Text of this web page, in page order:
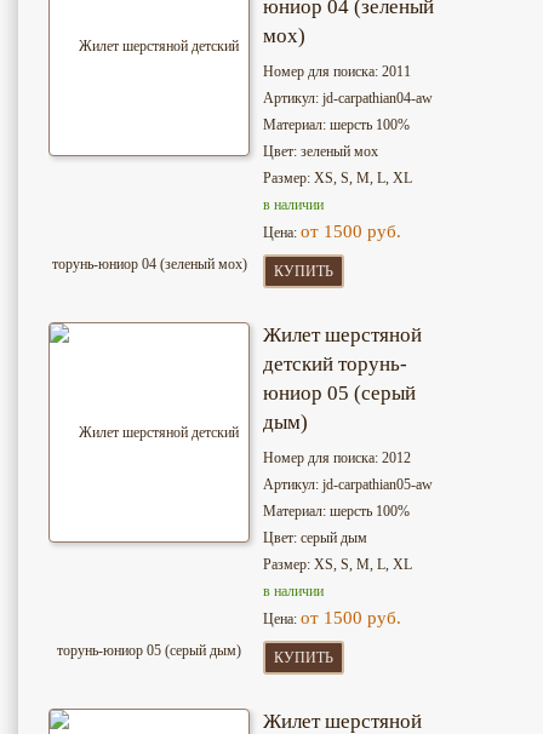
юниор 04 (зеленый
мох)
Номер для поиска: 2011
Артикул: jd-сarpathian04-aw
Материал: шерсть 100%
Цвет: зеленый мох
Размер: XS, S, M, L, XL
в наличии
Цена: от 1500 руб.
КУПИТЬ
Жилет шерстяной
детский торунь-
юниор 05 (серый
дым)
Номер для поиска: 2012
Артикул: jd-сarpathian05-aw
Материал: шерсть 100%
Цвет: серый дым
Размер: XS, S, M, L, XL
в наличии
Цена: от 1500 руб.
КУПИТЬ
Жилет шерстяной